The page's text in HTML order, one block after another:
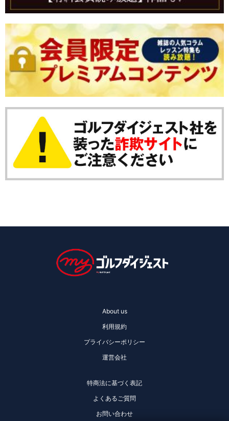
About us
利用規約
プライバシーポリシー
運営会社
特商法に基づく表記
よくあるご質問
お問い合わせ